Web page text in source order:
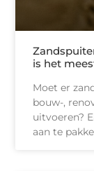
is het
Moet er
bouw-,
uitvoeren?
aan te